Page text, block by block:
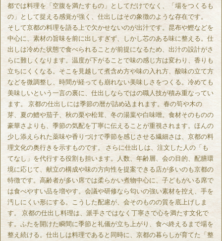
都では料理を「空腹を満たすもの」としてだけでなく、「場をつくるも
の」として捉える感覚が強く、仕出しはその象徴のような存在です。
そして京都の料理を語る上で欠かせないのが出汁です。昆布や鰹などを
中心に、素材の旨味を前に出しすぎず、しかし芯のある味に整える。仕
出しは冷めた状態で食べられることが前提になるため、出汁の設計がさ
らに難しくなります。温度が下がることで味の感じ方は変わり、香りも
立ちにくくなる。そこを見越して煮含め方や味の入れ方、酸味の立て方
などを微調整し、時間が経っても崩れない美味しさをつくる。冷めても
美味しいという一言の裏に、仕出しならではの職人技が積み重なってい
ます。 京都の仕出しには季節の暦が詰め込まれます。春の筍や木の
芽、夏の鱧や茄子、秋の栗や松茸、冬の湯葉や白味噌。食材そのものの
豪華さよりも、季節の気配を丁寧に伝えることが重視されます。ほんの
少し添えられた薬味や香りづけで季節を感じさせる繊細さは、京都の料
理文化の奥行きを示すものです。 さらに仕出しは、注文した人の「も
てなし」を代行する役割も担います。人数、年齢層、会の目的、配膳環
境に応じて、献立の構成や味の方向性を提案できる店が多いのも京都の
特徴です。高齢者が多い席では柔らかい煮物中心に、子どもがいる席で
は食べやすい品を増やす。会議や研修なら匂いの強い素材を控え、手を
汚しにくい形にする。こうした配慮が、会そのものの質を底上げしま
す。 京都の仕出し料理は、派手さではなく丁寧さで心を満たす文化で
す。ふたを開けた瞬間に季節と礼儀が立ち上がり、食べ終えるまで場を
整え続ける。仕出しは料理であると同時に、京都の暮らしが育てた「整